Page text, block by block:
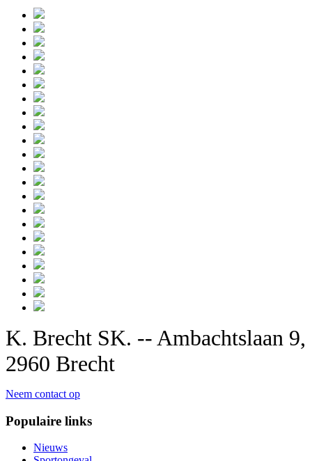
K. Brecht SK. -- Ambachtslaan 9,
2960 Brecht
Neem contact op
Populaire links
Nieuws